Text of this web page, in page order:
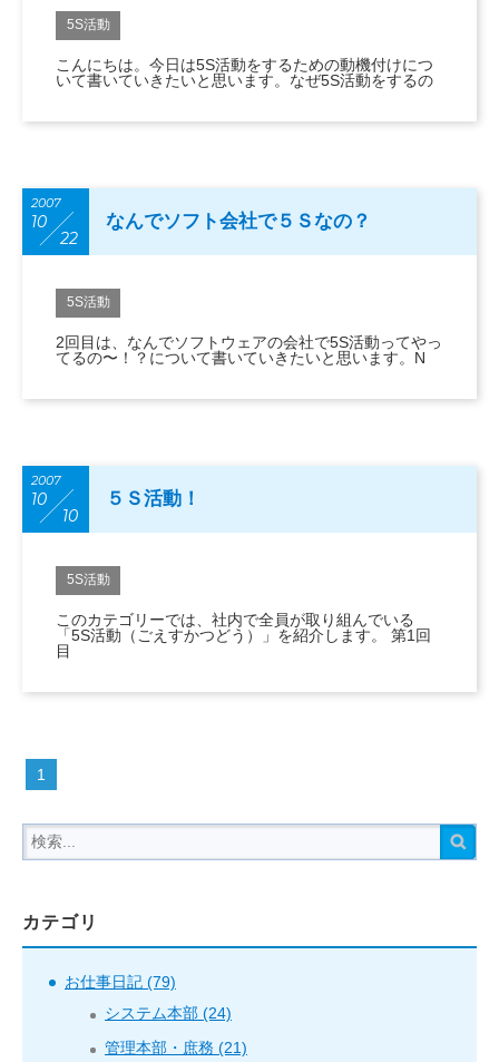
5S活動
こんにちは。今日は5S活動をするための動機付けにつ
いて書いていきたいと思います。なぜ5S活動をするの
2007
10
22
なんでソフト会社で５Ｓなの？
5S活動
2回目は、なんでソフトウェアの会社で5S活動ってやっ
てるの〜！？について書いていきたいと思います。N
2007
10
10
５Ｓ活動！
5S活動
このカテゴリーでは、社内で全員が取り組んでいる
「5S活動（ごえすかつどう）」を紹介します。 第1回
目
1
カテゴリ
お仕事日記 (79)
システム本部 (24)
管理本部・庶務 (21)